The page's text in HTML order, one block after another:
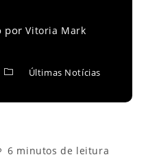
porVitoria Mark
Últimas Notícias
6 minutos de leitura